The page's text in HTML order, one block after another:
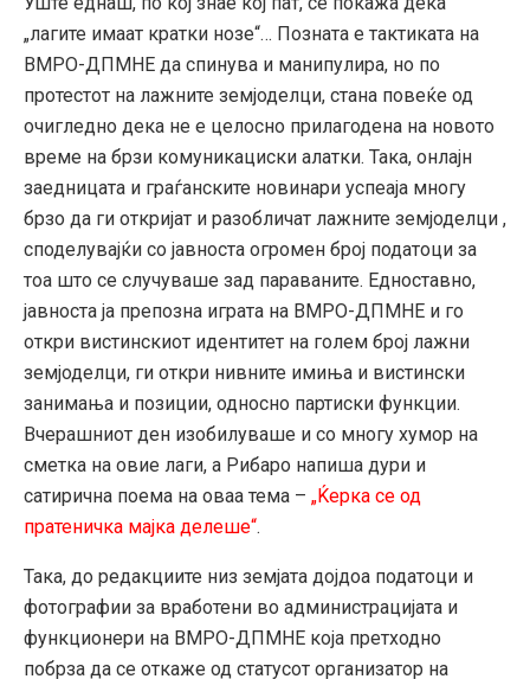
„лагите имаат кратки нозе“… Позната е тактиката на
ВМРО-ДПМНЕ да спинува и манипулира, но по
протестот на лажните земјоделци, стана повеќе од
очигледно дека не е целосно прилагодена на новото
време на брзи комуникациски алатки. Така, онлајн
заедницата и граѓанските новинари успеаја многу
брзо да ги откријат и разобличат лажните земјоделци ,
споделувајќи со јавноста огромен број податоци за
тоа што се случуваше зад параваните. Едноставно,
јавноста ја препозна играта на ВМРО-ДПМНЕ и го
откри вистинскиот идентитет на голем број лажни
земјоделци, ги откри нивните имиња и вистински
занимања и позиции, односно партиски функции.
Вчерашниот ден изобилуваше и со многу хумор на
сметка на овие лаги, а Рибаро напиша дури и
сатирична поема на оваа тема – „Ќерка се од
пратеничка мајка делеше“.
Така, до редакциите низ земјата дојдоа податоци и
фотографии за вработени во администрацијата и
функционери на ВМРО-ДПМНЕ која претходно
побрза да се откаже од статусот организатор на